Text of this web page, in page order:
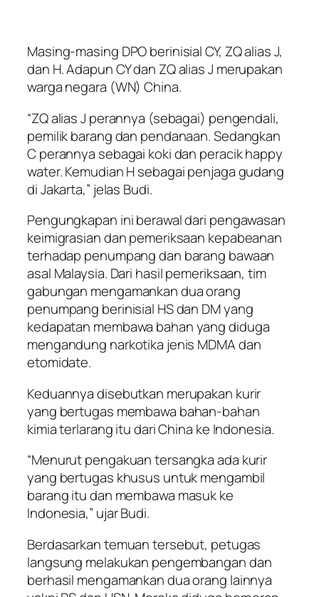
Masing-masing DPO berinisial CY, ZQ alias J,
dan H. Adapun CY dan ZQ alias J merupakan
warga negara (WN) China.
“ZQ alias J perannya (sebagai) pengendali,
pemilik barang dan pendanaan. Sedangkan
C perannya sebagai koki dan peracik happy
water. Kemudian H sebagai penjaga gudang
di Jakarta,” jelas Budi.
Pengungkapan ini berawal dari pengawasan
keimigrasian dan pemeriksaan kepabeanan
terhadap penumpang dan barang bawaan
asal Malaysia. Dari hasil pemeriksaan, tim
gabungan mengamankan dua orang
penumpang berinisial HS dan DM yang
kedapatan membawa bahan yang diduga
mengandung narkotika jenis MDMA dan
etomidate.
Keduannya disebutkan merupakan kurir
yang bertugas membawa bahan-bahan
kimia terlarang itu dari China ke Indonesia.
“Menurut pengakuan tersangka ada kurir
yang bertugas khusus untuk mengambil
barang itu dan membawa masuk ke
Indonesia,” ujar Budi.
Berdasarkan temuan tersebut, petugas
langsung melakukan pengembangan dan
berhasil mengamankan dua orang lainnya